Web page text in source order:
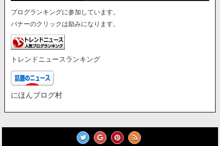
ブログランキングに参加しています。
バナーのクリックは励みになります。
トレンドニュースランキング
にほんブログ村